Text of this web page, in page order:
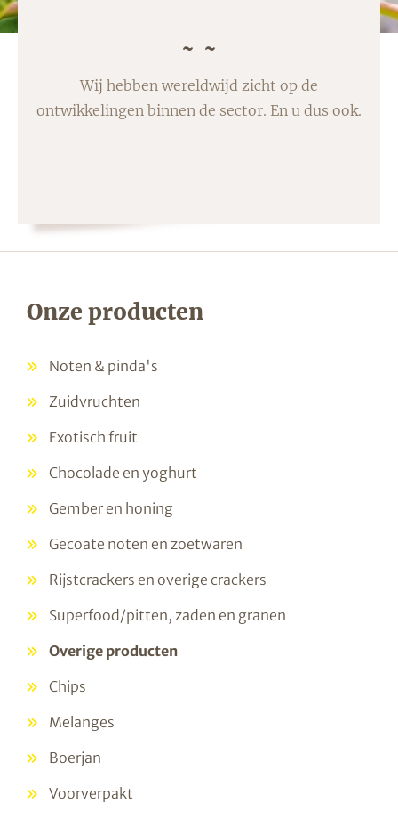
Wij hebben wereldwijd zicht op de
ontwikkelingen binnen de sector. En u dus ook.
Onze producten
Noten & pinda's
Zuidvruchten
Exotisch fruit
Chocolade en yoghurt
Gember en honing
Gecoate noten en zoetwaren
Rijstcrackers en overige crackers
Superfood/pitten, zaden en granen
Overige producten
Chips
Melanges
Boerjan
Voorverpakt